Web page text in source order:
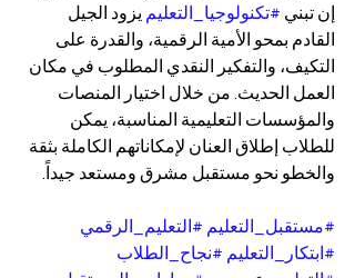
إن تبني #تكنولوجيا_التعليم يزود الجيل
القادم بمحو الأمية الرقمية، والقدرة على
التكيف، والتفكير النقدي المطلوب في مكان
العمل الحديث. من خلال اختيار المنصات
والمؤسسات التعليمية المناسبة، يمكن
للطلاب إطلاق العنان لإمكاناتهم الكاملة بثقة
والخطو نحو مستقبل مشرق ومستعد جيداً.
#مستقبل_التعليم #التعليم_الرقمي
#ابتكار_التعليم #نجاح_الطلاب